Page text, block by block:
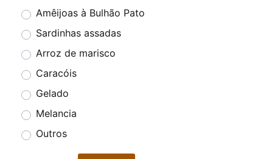
Amêijoas à Bulhão Pato
Sardinhas assadas
Arroz de marisco
Caracóis
Gelado
Melancia
Outros